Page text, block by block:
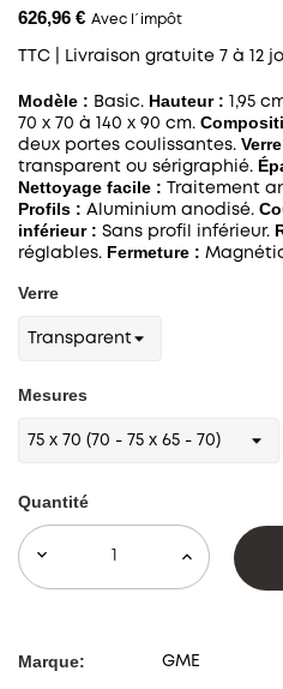
626,96 € Avec l´impôt
TTC | Livraison gratuite 7 à 12
Modèle : Basic. Hauteur : 1,95
70 x 70 à 140 x 90 cm.
deux portes coulissantes.
transparent ou sérigraphié.
Nettoyage facile : Traitement
Profils : Aluminium anodisé.
inférieur : Sans profil inférieur.
réglables. Fermeture :
Verre
Mesures
Quantité
Marque: GME